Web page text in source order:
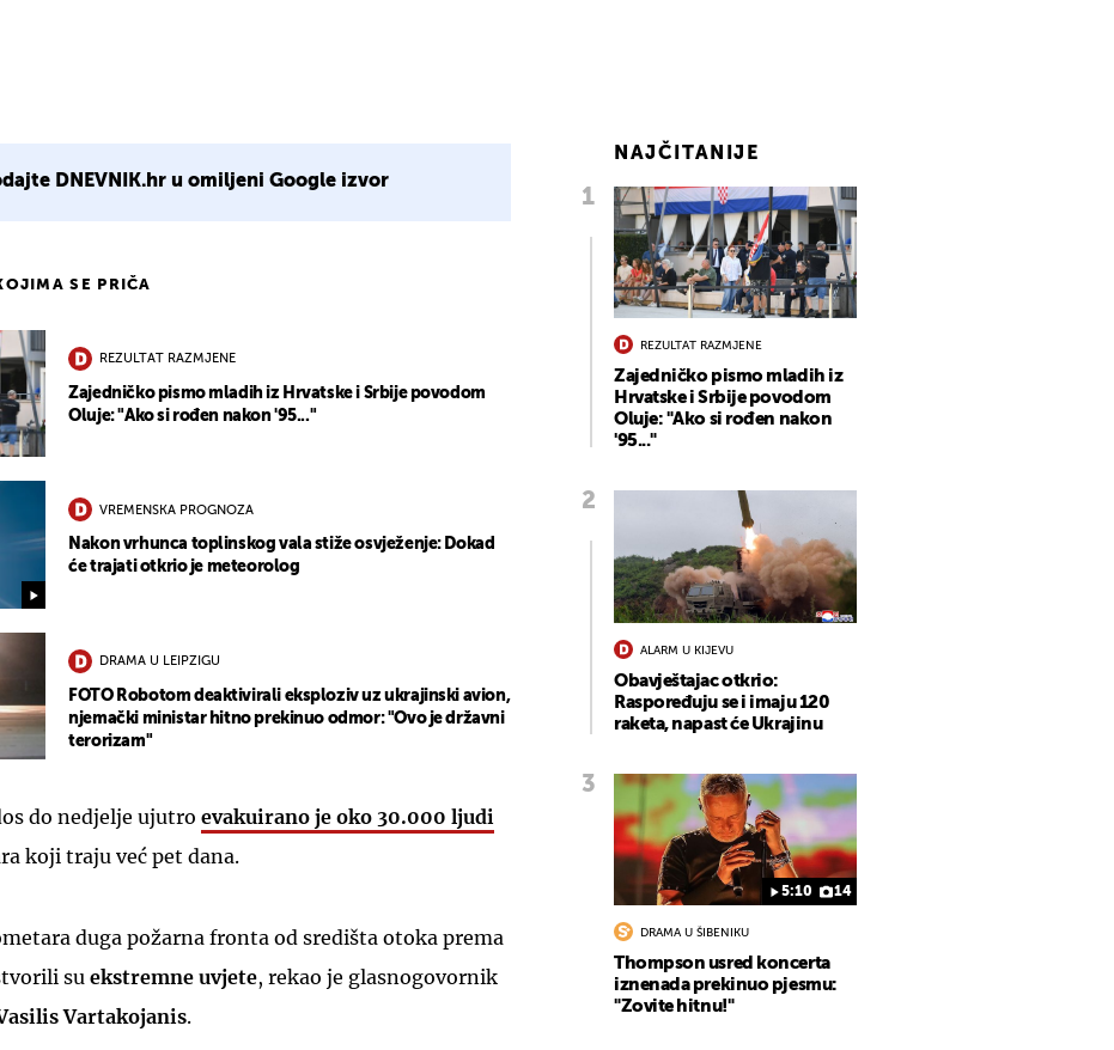
DNEVNIK.hr u omiljeni Google izvor
SE PRIČA
REZULTAT RAZMJENE
Zajedničko pismo mladih iz Hrvatske i Srbije povodom
Oluje: "Ako si rođen nakon '95..."
VREMENSKA PROGNOZA
Nakon vrhunca toplinskog vala stiže osvježenje: Dokad
će trajati otkrio je meteorolog
DRAMA U LEIPZIGU
FOTO Robotom deaktivirali eksploziv uz ukrajinski avion,
njemački ministar hitno prekinuo odmor: "Ovo je državni
terorizam"
do nedjelje ujutro evakuirano je oko 30.000 ljudi
koji traju već pet dana.
duga požarna fronta od središta otoka prema
suekstremne uvjete, rekao je glasnogovornik
Vartakojanis.
NAJČITANIJE
REZULTAT RAZMJENE
Zajedničko pismo mladih iz
Hrvatske i Srbije povodom
Oluje: "Ako si rođen nakon
'95..."
ALARM U KIJEVU
Obavještajac otkrio:
Raspoređuju se i imaju 120
raketa, napast će Ukrajinu
5:10 14
DRAMA U ŠIBENIKU
Thompson usred koncerta
iznenada prekinuo pjesmu:
"Zovite hitnu!"